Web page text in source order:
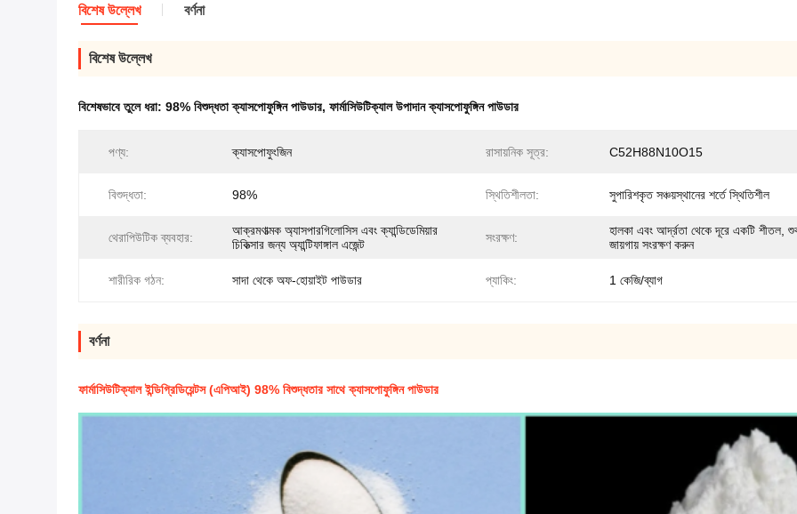
বিশেষ উল্লেখ বর্ণনা
বিশেষ উল্লেখ
বিশেষভাবে তুলে ধরা: 98% বিশুদ্ধতা ক্যাসপোফুঙ্গিন পাউডার, ফার্মাসিউটিক্যাল উপাদান ক্যাসপোফুঙ্গিন পাউডার
পণ্য: ক্যাসপোফুংজিন রাসায়নিক সূত্র: C52H88N10O15
বিশুদ্ধতা: 98% স্থিতিশীলতা: সুপারিশকৃত সঞ্চয়স্থানের শর্তে স্থিতিশীল
থেরাপিউটিক ব্যবহার:
আক্রমণাত্মক অ্যাসপারগিলোসিস এবং ক্যান্ডিডেমিয়ার
চিকিত্সার জন্য অ্যান্টিফাঙ্গাল এজেন্ট
সংরক্ষণ:
হালকা এবং আর্দ্রতা থেকে দূরে একটি শীতল,
জায়গায় সংরক্ষণ করুন
শারীরিক গঠন: সাদা থেকে অফ-হোয়াইট পাউডার প্যাকিং: 1 কেজি/ব্যাগ
বর্ণনা
ফার্মাসিউটিক্যাল ইন্ডিগ্রিডিয়েন্টস (এপিআই) 98% বিশুদ্ধতার সাথে ক্যাসপোফুঙ্গিন পাউডার